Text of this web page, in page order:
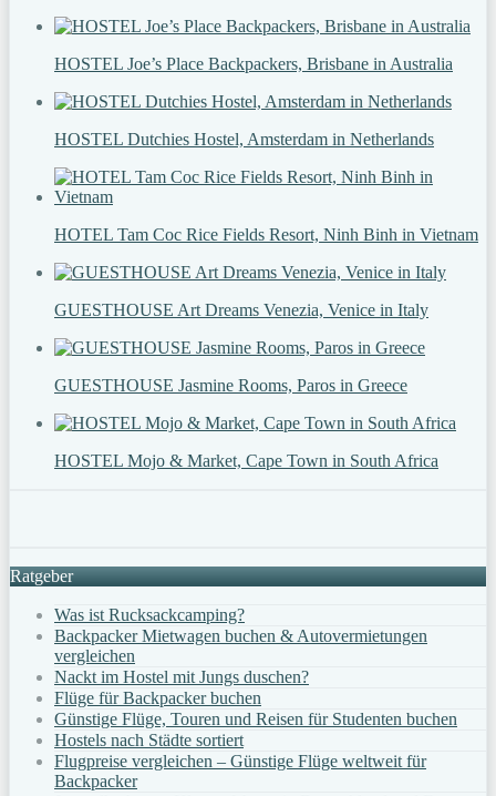
HOSTEL Joe’s Place Backpackers, Brisbane in Australia
HOSTEL Dutchies Hostel, Amsterdam in Netherlands
HOTEL Tam Coc Rice Fields Resort, Ninh Binh in Vietnam
GUESTHOUSE Art Dreams Venezia, Venice in Italy
GUESTHOUSE Jasmine Rooms, Paros in Greece
HOSTEL Mojo & Market, Cape Town in South Africa
Ratgeber
Was ist Rucksackcamping?
Backpacker Mietwagen buchen & Autovermietungen
vergleichen
Nackt im Hostel mit Jungs duschen?
Flüge für Backpacker buchen
Günstige Flüge, Touren und Reisen für Studenten buchen
Hostels nach Städte sortiert
Flugpreise vergleichen – Günstige Flüge weltweit für
Backpacker